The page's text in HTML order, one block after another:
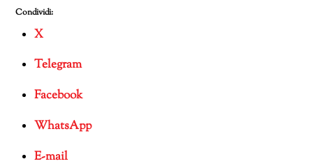
Condividi:
X
Telegram
Facebook
WhatsApp
E-mail